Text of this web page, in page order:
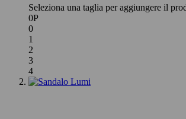
Seleziona una taglia per aggiungere il
0P
0
1
2
3
4